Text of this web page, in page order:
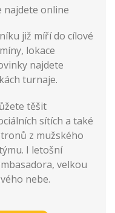
najdete online
již míří do cílové
lokace
najdete
turnaje.
těšit
sítích a také
z mužského
I letošní
velkou
nebe.